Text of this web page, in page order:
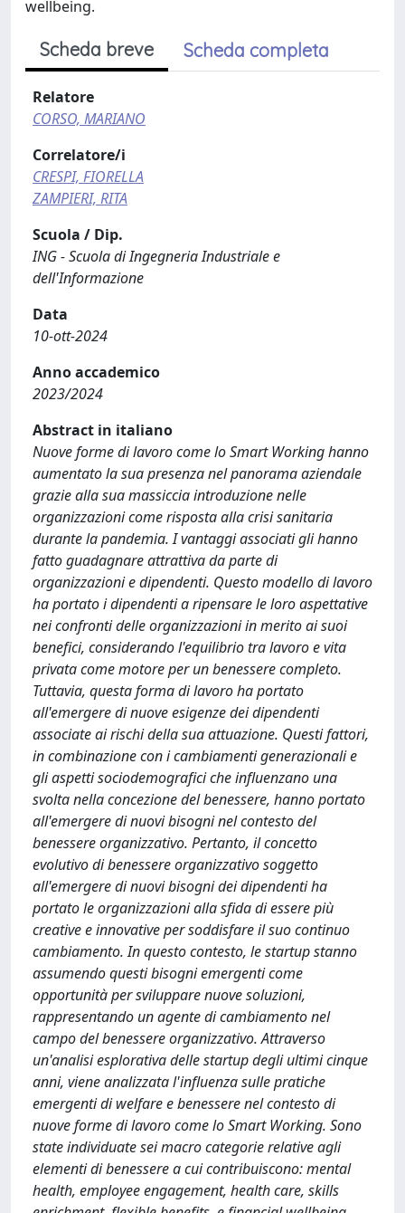
wellbeing.
Scheda breve Scheda completa
Relatore
CORSO, MARIANO
Correlatore/i
CRESPI, FIORELLA
ZAMPIERI, RITA
Scuola / Dip.
ING - Scuola di Ingegneria Industriale e
dell'Informazione
Data
10-ott-2024
Anno accademico
2023/2024
Abstract in italiano
Nuove forme di lavoro come lo Smart Working hanno
aumentato la sua presenza nel panorama aziendale
grazie alla sua massiccia introduzione nelle
organizzazioni come risposta alla crisi sanitaria
durante la pandemia. I vantaggi associati gli hanno
fatto guadagnare attrattiva da parte di
organizzazioni e dipendenti. Questo modello di lavoro
ha portato i dipendenti a ripensare le loro aspettative
nei confronti delle organizzazioni in merito ai suoi
benefici, considerando l'equilibrio tra lavoro e vita
privata come motore per un benessere completo.
Tuttavia, questa forma di lavoro ha portato
all'emergere di nuove esigenze dei dipendenti
associate ai rischi della sua attuazione. Questi fattori,
in combinazione con i cambiamenti generazionali e
gli aspetti sociodemografici che influenzano una
svolta nella concezione del benessere, hanno portato
all'emergere di nuovi bisogni nel contesto del
benessere organizzativo. Pertanto, il concetto
evolutivo di benessere organizzativo soggetto
all'emergere di nuovi bisogni dei dipendenti ha
portato le organizzazioni alla sfida di essere più
creative e innovative per soddisfare il suo continuo
cambiamento. In questo contesto, le startup stanno
assumendo questi bisogni emergenti come
opportunità per sviluppare nuove soluzioni,
rappresentando un agente di cambiamento nel
campo del benessere organizzativo. Attraverso
un'analisi esplorativa delle startup degli ultimi cinque
anni, viene analizzata l'influenza sulle pratiche
emergenti di welfare e benessere nel contesto di
nuove forme di lavoro come lo Smart Working. Sono
state individuate sei macro categorie relative agli
elementi di benessere a cui contribuiscono: mental
health, employee engagement, health care, skills